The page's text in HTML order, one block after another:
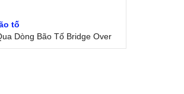
tố
Dòng Bão Tố Bridge Over
& Garfunkel (Released